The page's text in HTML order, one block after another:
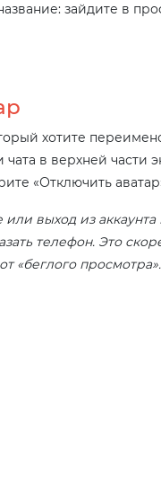
зайдите в
хотите
в верхней части
«Отключить
выход из
телефон. Это
«беглого просмотра».